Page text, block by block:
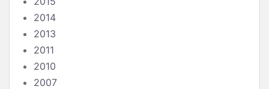
2014
2013
2011
2010
2007